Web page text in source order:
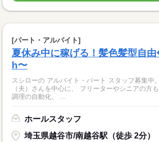
[パート・アルバイト]
夏休み中に稼げる！髪色髪型自
h〜
スシローの アルバイト・パート スタッフ募集中。 学生さん、主婦
（夫）さんを中心に、 フリーターやシニアの方も在籍。 オ
調理の自動化、 ...
ホールスタッフ
埼玉県越谷市/南越谷駅（徒歩 2分）